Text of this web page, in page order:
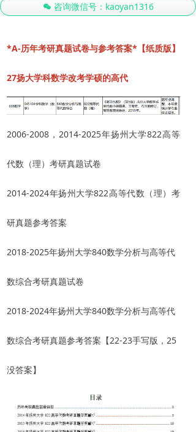
*A-历年考研真题试卷与参考答案*【纸质版】
27扬大学科数学改考学硕的高代
2006-2008，2014-2025年扬州大学822高等
代数（理）考研真题试卷
2014-2024年扬州大学822高等代数（理）考
研真题参考答案
2018-2025年扬州大学840数学分析与高等代
数综合考研真题试卷
2018-2024年扬州大学840数学分析与高等代
数综合考研真题参考答案【22-23手写版，25
没答案】
너 咨询微信号：kaoyan1316